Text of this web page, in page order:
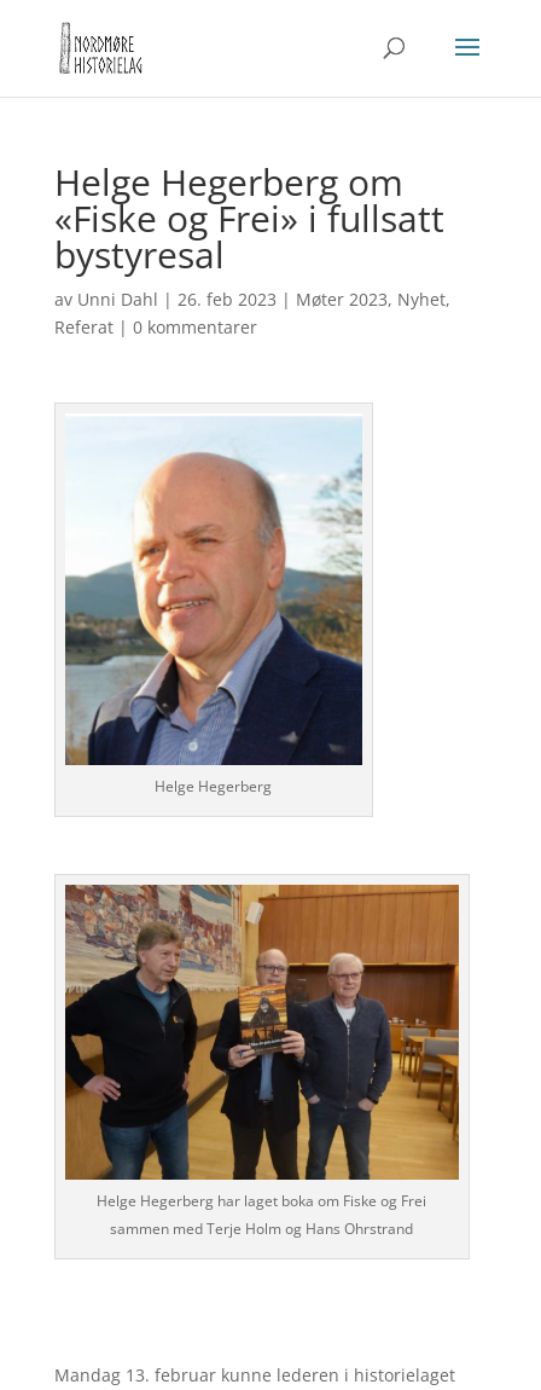
Helge Hegerberg om
«Fiske og Frei» i fullsatt
bystyresal
av Unni Dahl | 26. feb 2023 | Møter 2023, Nyhet,
Referat| 0 kommentarer
Helge Hegerberg
Helge Hegerberg har laget boka om Fiske og Frei
sammen med Terje Holm og Hans Ohrstrand
Mandag 13. februar kunne lederen i historielaget